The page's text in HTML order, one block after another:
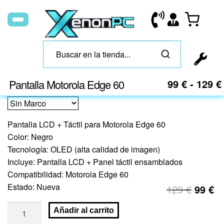
Pantalla Motorola Edge 60 99 € - 129 €
Pantalla LCD + Táctil para Motorola Edge 60
Color: Negro
Tecnología: OLED (alta calidad de imagen)
Incluye: Pantalla LCD + Panel táctil ensamblados
Compatibilidad: Motorola Edge 60
Estado: Nueva
129€ 99 €
Añadir al carrito